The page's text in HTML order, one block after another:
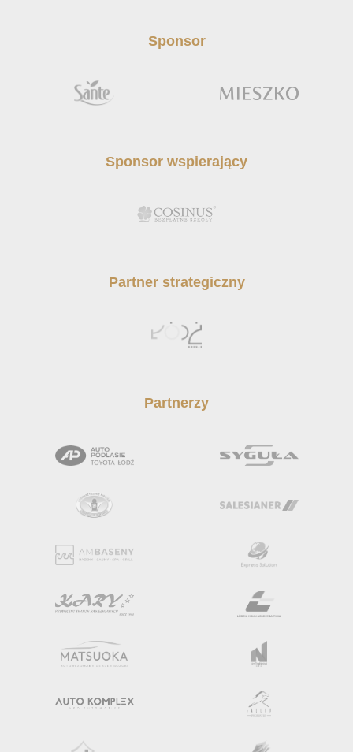
Sponsor
Sponsor wspierający
Partner strategiczny
Partnerzy